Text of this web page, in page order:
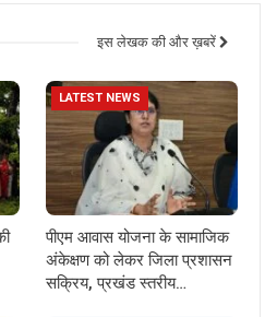
इस लेखक की और ख़बरें
LATEST NEWS
पीएम आवास योजना के सामाजिक
अंकेक्षण को लेकर जिला प्रशासन
सक्रिय, प्रखंड स्तरीय…